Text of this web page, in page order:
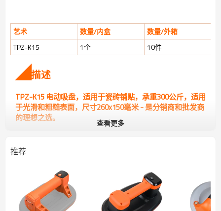
艺术 数量/内盒
数量/外箱
TPZ-K15
1个 10件
◢描述
TPZ-K15 电动吸盘，适用于瓷砖铺贴，承重300公斤，适用
于光滑和粗糙表面，尺寸260x150毫米 - 是分销商和批发商
的理想之选。
这款吸盘专为重型作业而设计，具有强大的 300 公斤
承重能力，是搬运大型、重型瓷砖和材料的理想之选，
让您绝对充满信心。
▪ 自动空气补偿，确保防漏握持
采用先进的自动充气技术。这确保了稳定可靠的密封
查看更多
推荐